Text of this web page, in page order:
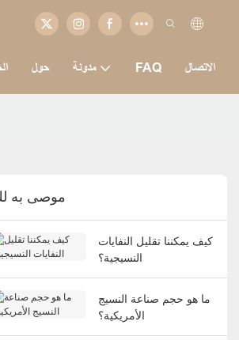
حول مدونة FAQ الاتصال
موصى به
كيف يمكننا تقليل النفايات
النسيجية؟
ما هو حجم صناعة النسيج
الأمريكية؟